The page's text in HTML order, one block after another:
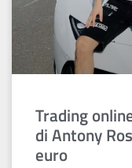
Trading
di Antony
euro